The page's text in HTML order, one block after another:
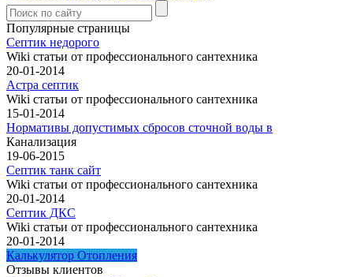
Популярные страницы
Септик недорого
Wiki статьи от профессионального сантехника
20-01-2014
Астра септик
Wiki статьи от профессионального сантехника
15-01-2014
Нормативы допустимых сбросов сточной воды в
Канализация
19-06-2015
Септик танк сайт
Wiki статьи от профессионального сантехника
20-01-2014
Септик ДКС
Wiki статьи от профессионального сантехника
20-01-2014
Калькулятор Отопления
Отзывы клиентов